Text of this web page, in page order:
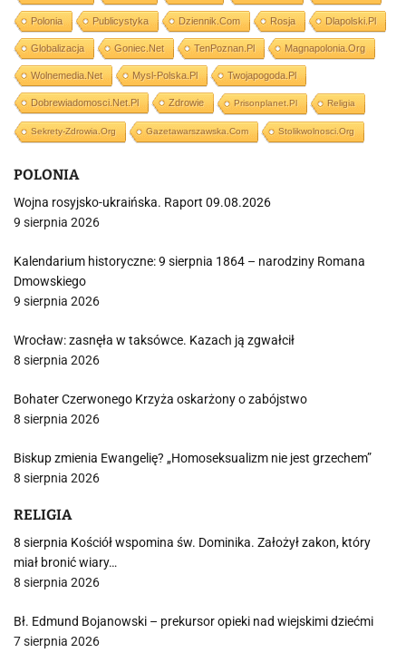
Polonia Publicystyka Dziennik.com Rosja Dlapolski.pl
Globalizacja Goniec.net TenPoznan.pl Magnapolonia.org
Wolnemedia.net Mysl-Polska.pl Twojapogoda.pl
Dobrewiadomosci.net.pl Zdrowie Prisonplanet.pl Religia
Sekrety-Zdrowia.org Gazetawarszawska.com Stolikwolnosci.org
POLONIA
Wojna rosyjsko-ukraińska. Raport 09.08.2026
9 sierpnia 2026
Kalendarium historyczne: 9 sierpnia 1864 – narodziny Romana
Dmowskiego
9 sierpnia 2026
Wrocław: zasnęła w taksówce. Kazach ją zgwałcił
8 sierpnia 2026
Bohater Czerwonego Krzyża oskarżony o zabójstwo
8 sierpnia 2026
Biskup zmienia Ewangelię? „Homoseksualizm nie jest grzechem”
8 sierpnia 2026
RELIGIA
8 sierpnia Kościół wspomina św. Dominika. Założył zakon, który
miał bronić wiary…
8 sierpnia 2026
Bł. Edmund Bojanowski – prekursor opieki nad wiejskimi dziećmi
7 sierpnia 2026